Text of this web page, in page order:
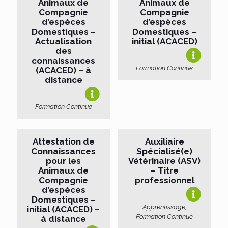
Animaux de
Compagnie
d’espèces
Domestiques –
Actualisation
des
connaissances
(ACACED) – à
distance
Formation Continue
Animaux de
Compagnie
d’espèces
Domestiques –
initial (ACACED)
Formation Continue
Attestation de
Connaissances
pour les
Animaux de
Compagnie
d’espèces
Domestiques –
initial (ACACED) –
à distance
Auxiliaire
Spécialisé(e)
Vétérinaire (ASV)
– Titre
professionnel
Apprentissage,
Formation Continue